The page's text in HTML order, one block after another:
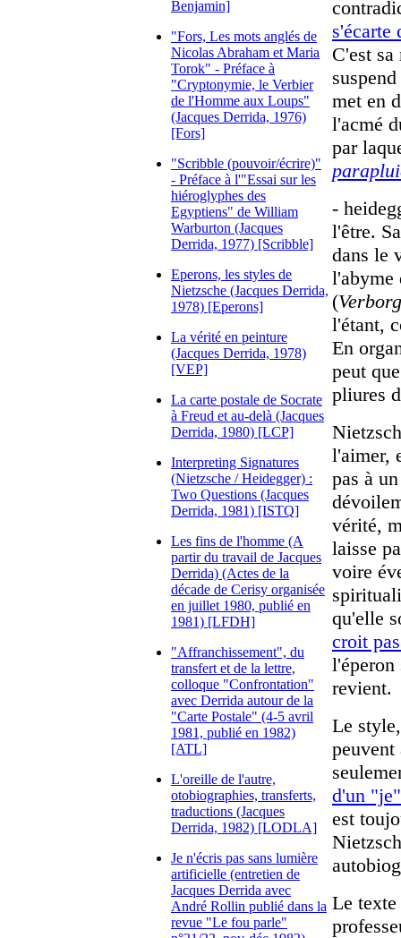
Benjamin]
"Fors, Les mots anglés de
Nicolas Abraham et Maria
Torok" - Préface à
"Cryptonymie, le Verbier
de l'Homme aux Loups"
(Jacques Derrida, 1976)
[Fors]
"Scribble (pouvoir/écrire)"
- Préface à l'"Essai sur les
hiéroglyphes des
Egyptiens" de William
Warburton (Jacques
Derrida, 1977) [Scribble]
Eperons, les styles de
Nietzsche (Jacques Derrida,
1978) [Eperons]
La vérité en peinture
(Jacques Derrida, 1978)
[VEP]
La carte postale de Socrate
à Freud et au-delà (Jacques
Derrida, 1980) [LCP]
Interpreting Signatures
(Nietzsche / Heidegger) :
Two Questions (Jacques
Derrida, 1981) [ISTQ]
Les fins de l'homme (A
partir du travail de Jacques
Derrida) (Actes de la
décade de Cerisy organisée
en juillet 1980, publié en
1981) [LFDH]
"Affranchissement", du
transfert et de la lettre,
colloque "Confrontation"
avec Derrida autour de la
"Carte Postale" (4-5 avril
1981, publié en 1982)
[ATL]
L'oreille de l'autre,
otobiographies, transferts,
traductions (Jacques
Derrida, 1982) [LODLA]
Je n'écris pas sans lumière
artificielle (entretien de
Jacques Derrida avec
André Rollin publié dans la
revue "Le fou parle"
s'écarte
C'est
met en
l'acmé
par
-
l'être.
dans le
l'abyme
(
l'étant,
En
peut
pliures
l'aimer,
pas à
vérité,
laisse
voire
qu'elle
croit
revient.
Le
d'un "je"
est
Le